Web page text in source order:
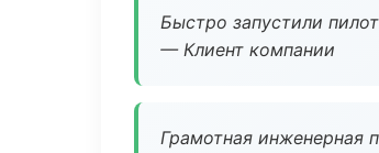
Быстро запустили
— Клиент компании
Грамотная инженерная